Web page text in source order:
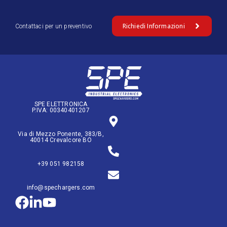
Contattaci per un preventivo Richiedi Informazioni
SPE ELETTRONICA
P.IVA: 00340401207
Via di Mezzo Ponente, 383/B,
40014 Crevalcore BO
+39 051 982158
info@spechargers.com